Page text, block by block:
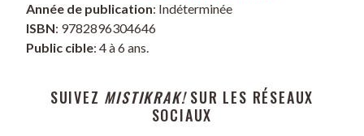
Année de publication: Indéterminée
ISBN: 9782896304646
Public cible: 4 à 6 ans.
SUIVEZ MISTIKRAK!SUR LES RÉSEAUX
SOCIAUX